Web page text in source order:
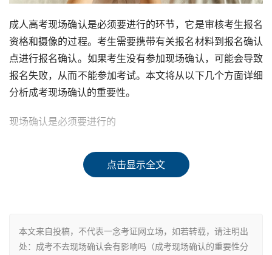
成人高考现场确认是必须要进行的环节，它是审核考生报名
资格和摄像的过程。考生需要携带有关报名材料到报名确认
点进行报名确认。如果考生没有参加现场确认，可能会导致
报名失败，从而不能参加考试。本文将从以下几个方面详细
分析成考现场确认的重要性。
现场确认是必须要进行的
成人自考本科和自考新生都必须要参加现场确认，否则只能
等待下一次报考。如果考生不去现场确认，本次报名无效，
现场确认的时间
点击显示全文
本文来自投稿，不代表一念考证网立场，如若转载，请注明出
处：成考不去现场确认会有影响吗（成考现场确认的重要性分